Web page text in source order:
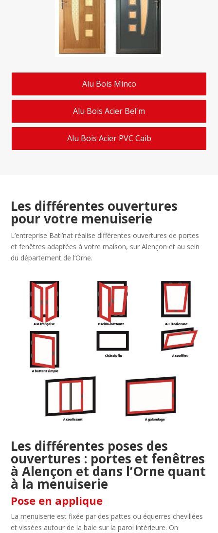
Alu Bois Minco
Alu Bois Acier Bel'm
Alu Bois Acier PVC Caib
Les différentes ouvertures
pour votre menuiserie
L’entreprise Bati’nat réalise différentes ouvertures de portes
et fenêtres adaptées à votre maison, sur Alençon et au sein
du département de l’Orne.
Les différentes poses des
ouvertures : portes et fenêtres
à Alençon et dans l’Orne quant
à la menuiserie
Pose en applique
La menuiserie est fixée par des pattes ou équerres chevillées
et vissées autour de la baie sur la paroi intérieure. On